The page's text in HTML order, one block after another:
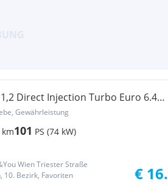
Direct Injection Turbo Euro 6.4
Gewährleistung
km101 PS (74 kW)
Wien Triester Straße
10. Bezirk, Favoriten
€